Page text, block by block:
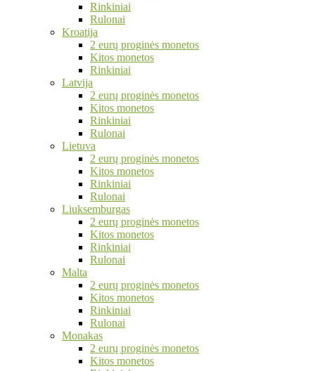
Rinkiniai
Rulonai
Kroatija
2 eurų proginės monetos
Kitos monetos
Rinkiniai
Latvija
2 eurų proginės monetos
Kitos monetos
Rinkiniai
Rulonai
Lietuva
2 eurų proginės monetos
Kitos monetos
Rinkiniai
Rulonai
Liuksemburgas
2 eurų proginės monetos
Kitos monetos
Rinkiniai
Rulonai
Malta
2 eurų proginės monetos
Kitos monetos
Rinkiniai
Rulonai
Monakas
2 eurų proginės monetos
Kitos monetos